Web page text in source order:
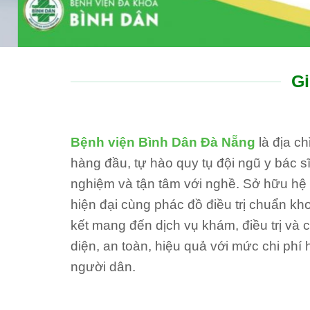
Bệnh viện Bình Dân Đà Nẵng là địa
hàng đầu, tự hào quy tụ đội ngũ y bác
nghiệm và tận tâm với nghề. Sở hữu
hiện đại cùng phác đồ điều trị chuẩn
kết mang đến dịch vụ khám, điều trị và
diện, an toàn, hiệu quả với mức chi phí
người dân.